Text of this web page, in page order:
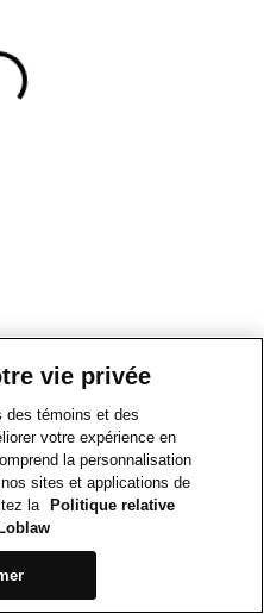
vie privée
des témoins et des
votre expérience en
la personnalisation
sites et applications de
la
Politique relative